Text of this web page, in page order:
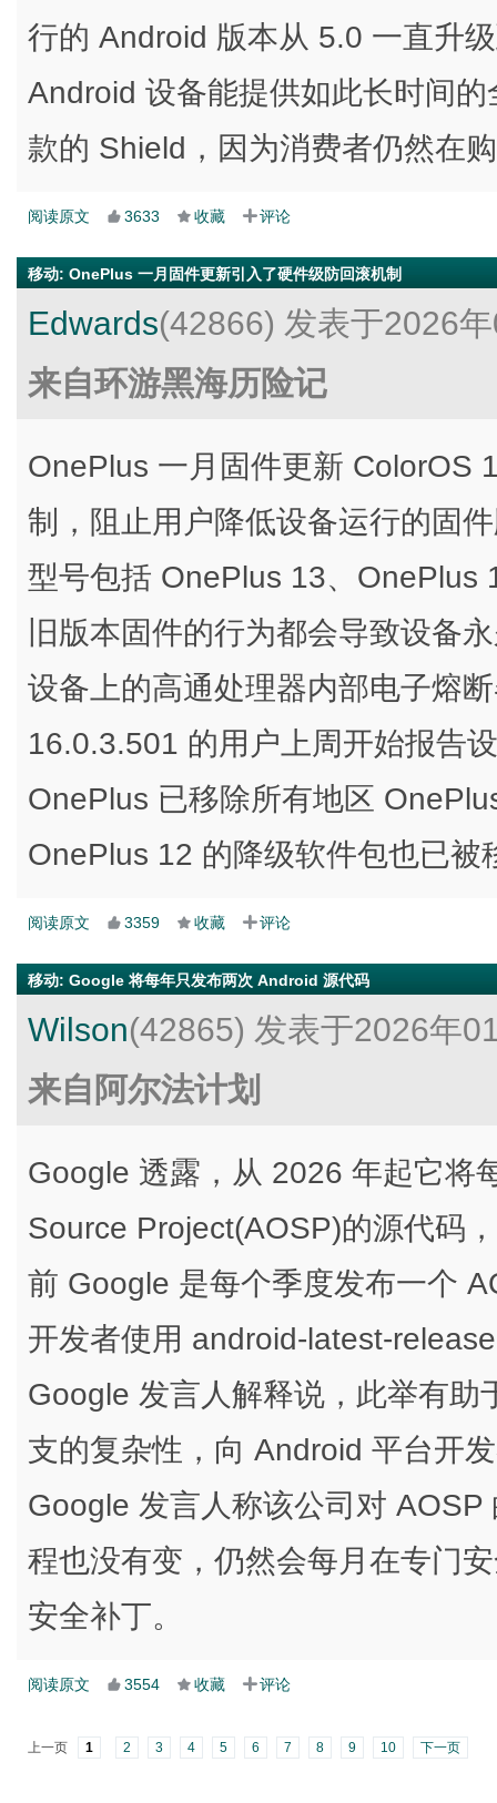
行的 Android 版本从 5.0 一直升
Android 设备能提供如此长时间
款的 Shield，因为消费者仍然在
阅读原文 3633 收藏 评论
移动: OnePlus 一月固件更新引入了硬件级防回滚机制
Edwards(42866) 发表于2026
来自环游黑海历险记
OnePlus 一月固件更新 ColorOS
制，阻止用户降低设备运行的固
型号包括 OnePlus 13、OnePlus
旧版本固件的行为都会导致设备
设备上的高通处理器内部电子熔
16.0.3.501 的用户上周开始报告
OnePlus 已移除所有地区
OnePlus 12 的降级软件包也已被
阅读原文 3359 收藏 评论
移动: Google 将每年只发布两次 Android 源代码
Wilson(42865) 发表于2026年
来自阿尔法计划
Google 透露，从 2026 年起它将
Source Project(AOSP)的源代码
前 Google 是每个季度发布一个
开发者使用 android-latest-
Google 发言人解释说，此举有
支的复杂性，向 Android 平台开
Google 发言人称该公司对
程也没有变，仍然会每月在专门
安全补丁。
阅读原文 3554 收藏 评论
上一页 1 2 3 4 5 6 7 8 9 10 下一页